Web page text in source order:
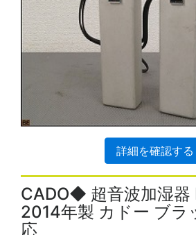
詳細を確認する
CADO◆ 超音波加湿
2014年製 カドー ブラ
応